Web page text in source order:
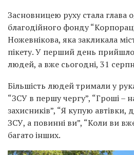
Засновницею руху стала глава
благодійного фонду
Ножевнікова, яка закликала
пікету. У перший день прийшло
людей, а вже сьогодні, 31
Більшість людей тримали у
“ЗСУ в першу чергу”, “Гроші –
захисників”, “Я купую автівки,
ЗСУ, а повинні ви”, “Коли ви
багато інших.